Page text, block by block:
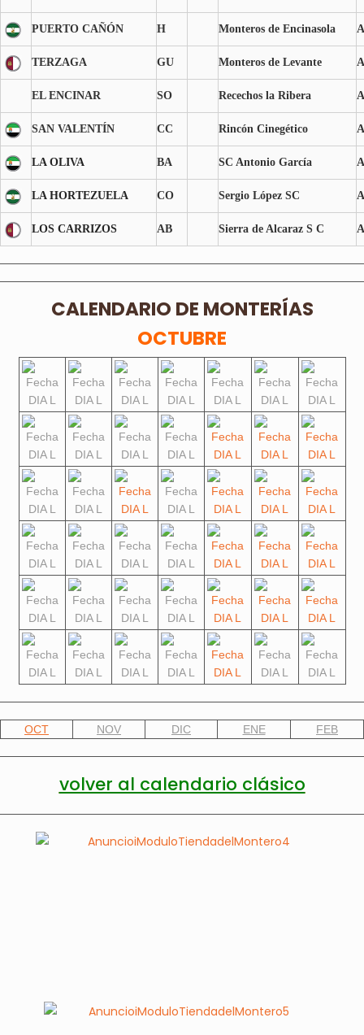
PUERTO CAÑÓN H Monteros de Encinasola A
TERZAGA GU Monteros de Levante A
EL ENCINAR SO Recechos la Ribera A
SAN VALENTÍN CC Rincón Cinegético A
LA OLIVA BA SC Antonio García A
LA HORTEZUELA CO Sergio López SC A
LOS CARRIZOS AB Sierra de Alcaraz S C A
CALENDARIO DE MONTERÍAS
OCTUBRE
OCT NOV DIC ENE FEB
volver al calendario clásico